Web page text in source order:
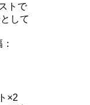
トで
して
×2